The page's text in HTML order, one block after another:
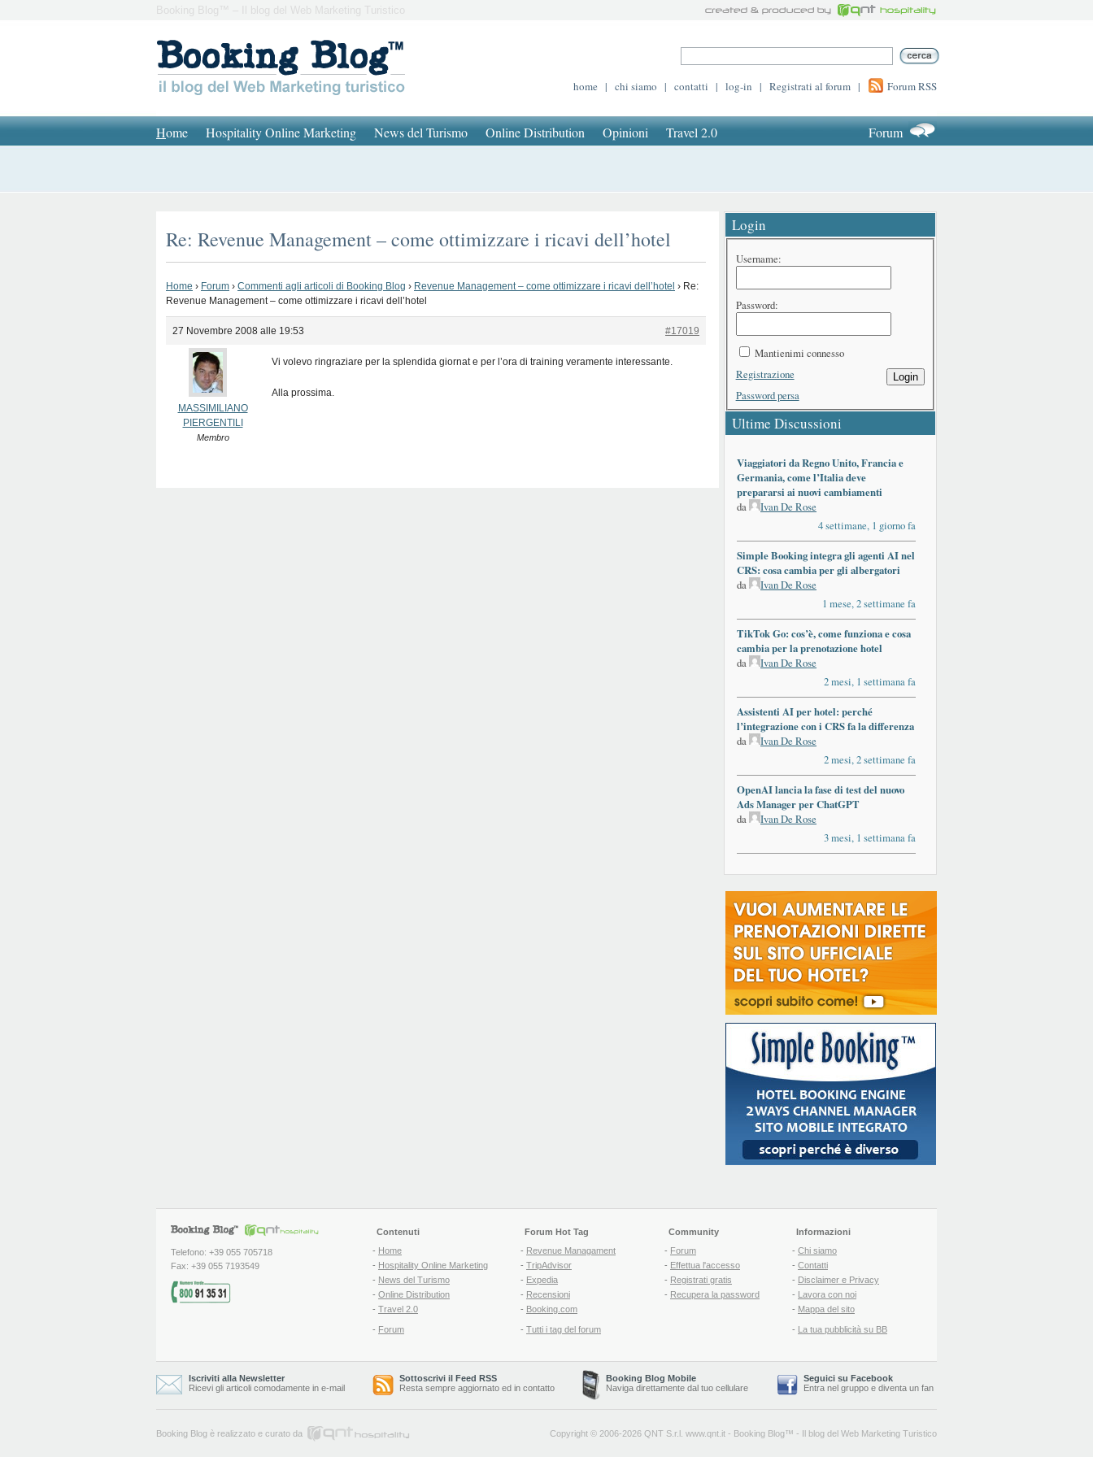
Booking Blog™ – Il blog del Web Marketing Turistico
home | chi siamo | contatti | log-in | Registrati al forum | Forum RSS
Home Hospitality Online Marketing News del Turismo Online Distribution Opinioni Travel 2.0 Forum
Re: Revenue Management – come ottimizzare i ricavi dell’hotel
Home › Forum › Commenti agli articoli di Booking Blog › Revenue Management – come ottimizzare i ricavi dell’hotel › Re:
Revenue Management – come ottimizzare i ricavi dell’hotel
27 Novembre 2008 alle 19:53 #17019
MASSIMILIANO
PIERGENTILI
Membro
Vi volevo ringraziare per la splendida giornat e per l’ora di training veramente interessante.
Alla prossima.
Login
Username:
Password:
Mantienimi connesso
Login
Registrazione
Password persa
Ultime Discussioni
Viaggiatori da Regno Unito, Francia e
Germania, come l’Italia deve
prepararsi ai nuovi cambiamenti
da
Ivan De Rose
4 settimane, 1 giorno fa
Simple Booking integra gli agenti AI nel
CRS: cosa cambia per gli albergatori
da
Ivan De Rose
1 mese, 2 settimane fa
TikTok Go: cos’è, come funziona e cosa
cambia per la prenotazione hotel
da
Ivan De Rose
2 mesi, 1 settimana fa
Assistenti AI per hotel: perché
l’integrazione con i CRS fa la differenza
da
Ivan De Rose
2 mesi, 2 settimane fa
OpenAI lancia la fase di test del nuovo
Ads Manager per ChatGPT
da
Ivan De Rose
3 mesi, 1 settimana fa
Telefono: +39 055 705718
Fax: +39 055 7193549
Contenuti
- Home
- Hospitality Online Marketing
- News del Turismo
- Online Distribution
- Travel 2.0
- Forum
Forum Hot Tag
- Revenue Managament
- TripAdvisor
- Expedia
- Recensioni
- Booking.com
- Tutti i tag del forum
Community
- Forum
- Effettua l'accesso
- Registrati gratis
- Recupera la password
Informazioni
- Chi siamo
- Contatti
- Disclaimer e Privacy
- Lavora con noi
- Mappa del sito
- La tua pubblicità su BB
Iscriviti alla Newsletter
Ricevi gli articoli comodamente in e-mail
Sottoscrivi il Feed RSS
Resta sempre aggiornato ed in contatto
Booking Blog Mobile
Naviga direttamente dal tuo cellulare
Seguici su Facebook
Entra nel gruppo e diventa un fan
Booking Blog è realizzato e curato da Copyright © 2006-2026 QNT S.r.l. www.qnt.it - Booking Blog™ - Il blog del Web Marketing Turistico